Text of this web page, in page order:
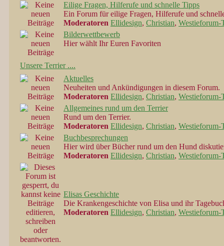
Eilige Fragen, Hilferufe und schnelle Tipps
Ein Forum für eilige Fragen, Hilferufe und
Moderatoren Ellidesign, Christian, Westieforum-
Bilderwettbewerb
Hier wählt Ihr Euren Favoriten
Unsere Terrier ....
Aktuelles
Neuheiten und Ankündigungen in diesem Forum.
Moderatoren Ellidesign, Christian, Westieforum-
Allgemeines rund um den Terrier
Rund um den Terrier.
Moderatoren Ellidesign, Christian, Westieforum-
Buchbesprechungen
Hier wird über Bücher rund um den Hund
Moderatoren Ellidesign, Christian, Westieforum-
Elisas Geschichte
Die Krankengeschichte von Elisa und ihr
Moderatoren Ellidesign, Christian, Westieforum-